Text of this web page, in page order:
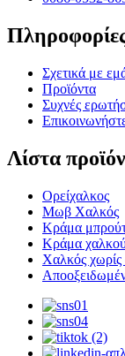
Σχετικά με
Προϊόντα
Συχνές
Λίστα
Ορείχαλκος
Μωβ Χαλκός
Κράμα
Κράμα
Χαλκός χωρίς